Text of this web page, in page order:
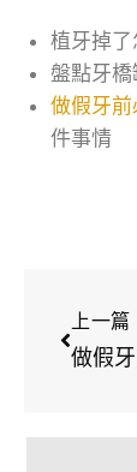
植牙掉了
盤點牙
做假牙
件事情
上一篇